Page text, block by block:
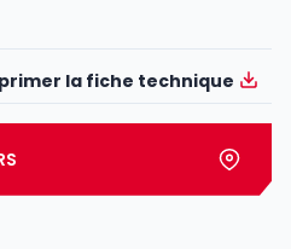
la fiche technique